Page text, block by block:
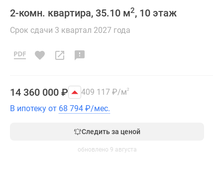
2-комн. квартира, 35.10 м2, 10 этаж
Срок сдачи 3 квартал 2027 года
14 360 000 ₽ 409 117 ₽/м2
В ипотеку от 68 794 ₽/мес.
Следить за ценой
обновлено 9 августа